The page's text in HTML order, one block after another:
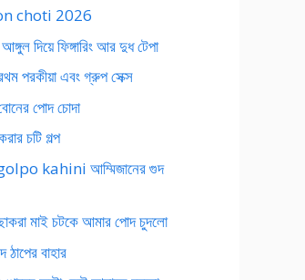
choti 2026
দিয়ে ফিঙ্গারিং আর দুধ টেপা
পরকীয়া এবং গ্রুপ সেক্স
পোদ চোদা
চটি গল্প
kahini আম্মিজানের গুদ
মাই চটকে আমার পোদ চুদলো
ঠাপের বাহার